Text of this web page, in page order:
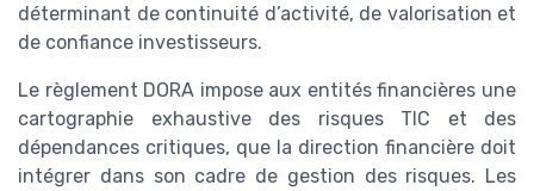
déterminant de continuité d’activité, de valorisation et
de confiance investisseurs.
Le règlement DORA impose aux entités financières une
cartographie exhaustive des risques TIC et des
dépendances critiques, que la direction financière doit
intégrer dans son cadre de gestion des risques. Les